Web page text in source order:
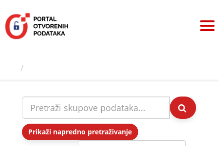
sadržaj
Prikaži napredno pretraživanje